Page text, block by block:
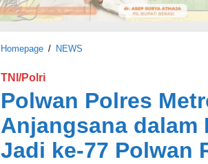
Homepage / NEWS
P
o
l
TNI/Polri
Polwan Polres
Anjangsana dalam
Jadi ke-77 Polwan